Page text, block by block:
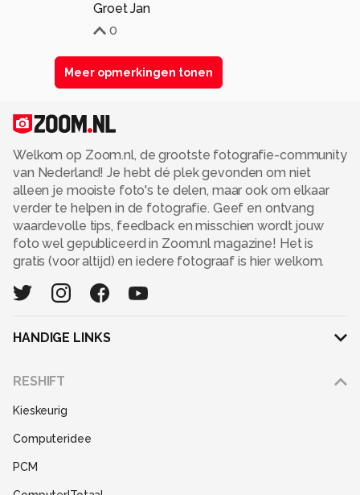
Groet Jan
0
Meer opmerkingen tonen
Welkom op Zoom.nl, de grootste fotografie-community
van Nederland! Je hebt dé plek gevonden om niet
alleen je mooiste foto's te delen, maar ook om elkaar
verder te helpen in de fotografie. Geef en ontvang
waardevolle tips, feedback en misschien wordt jouw
foto wel gepubliceerd in Zoom.nl magazine! Het is
gratis (voor altijd) en iedere fotograaf is hier welkom.
HANDIGE LINKS
RESHIFT
Kieskeurig
Computeridee
PCM